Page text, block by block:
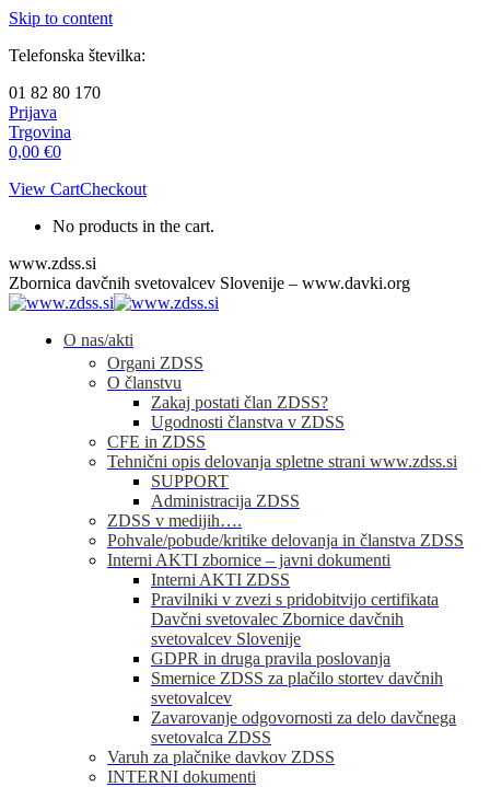
Skip to content
Telefonska številka:
01 82 80 170
Prijava
Trgovina
0,00 €0
View CartCheckout
No products in the cart.
www.zdss.si
Zbornica davčnih svetovalcev Slovenije – www.davki.org
O nas/akti
Organi ZDSS
O članstvu
Zakaj postati član ZDSS?
Ugodnosti članstva v ZDSS
CFE in ZDSS
Tehnični opis delovanja spletne strani www.zdss.si
SUPPORT
Administracija ZDSS
ZDSS v medijih….
Pohvale/pobude/kritike delovanja in članstva ZDSS
Interni AKTI zbornice – javni dokumenti
Interni AKTI ZDSS
Pravilniki v zvezi s pridobitvijo certifikata
Davčni svetovalec Zbornice davčnih
svetovalcev Slovenije
GDPR in druga pravila poslovanja
Smernice ZDSS za plačilo stortev davčnih
svetovalcev
Zavarovanje odgovornosti za delo davčnega
svetovalca ZDSS
Varuh za plačnike davkov ZDSS
INTERNI dokumenti